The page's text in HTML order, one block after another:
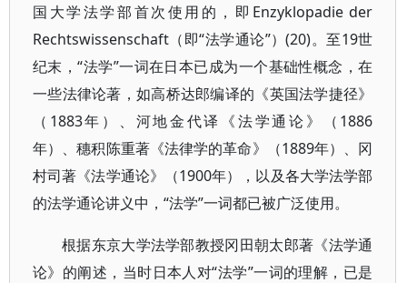
国大学法学部首次使用的，即Enzyklopadie der
Rechtswissenschaft（即“法学通论”）(20)。至19世
纪末，“法学”一词在日本已成为一个基础性概念，在
一些法律论著，如高桥达郎编译的《英国法学捷径》
（1883年）、河地金代译《法学通论》（1886
年）、穗积陈重著《法律学的革命》（1889年）、冈
村司著《法学通论》（1900年），以及各大学法学部
的法学通论讲义中，“法学”一词都已被广泛使用。
根据东京大学法学部教授冈田朝太郎著《法学通
论》的阐述，当时日本人对“法学”一词的理解，已是